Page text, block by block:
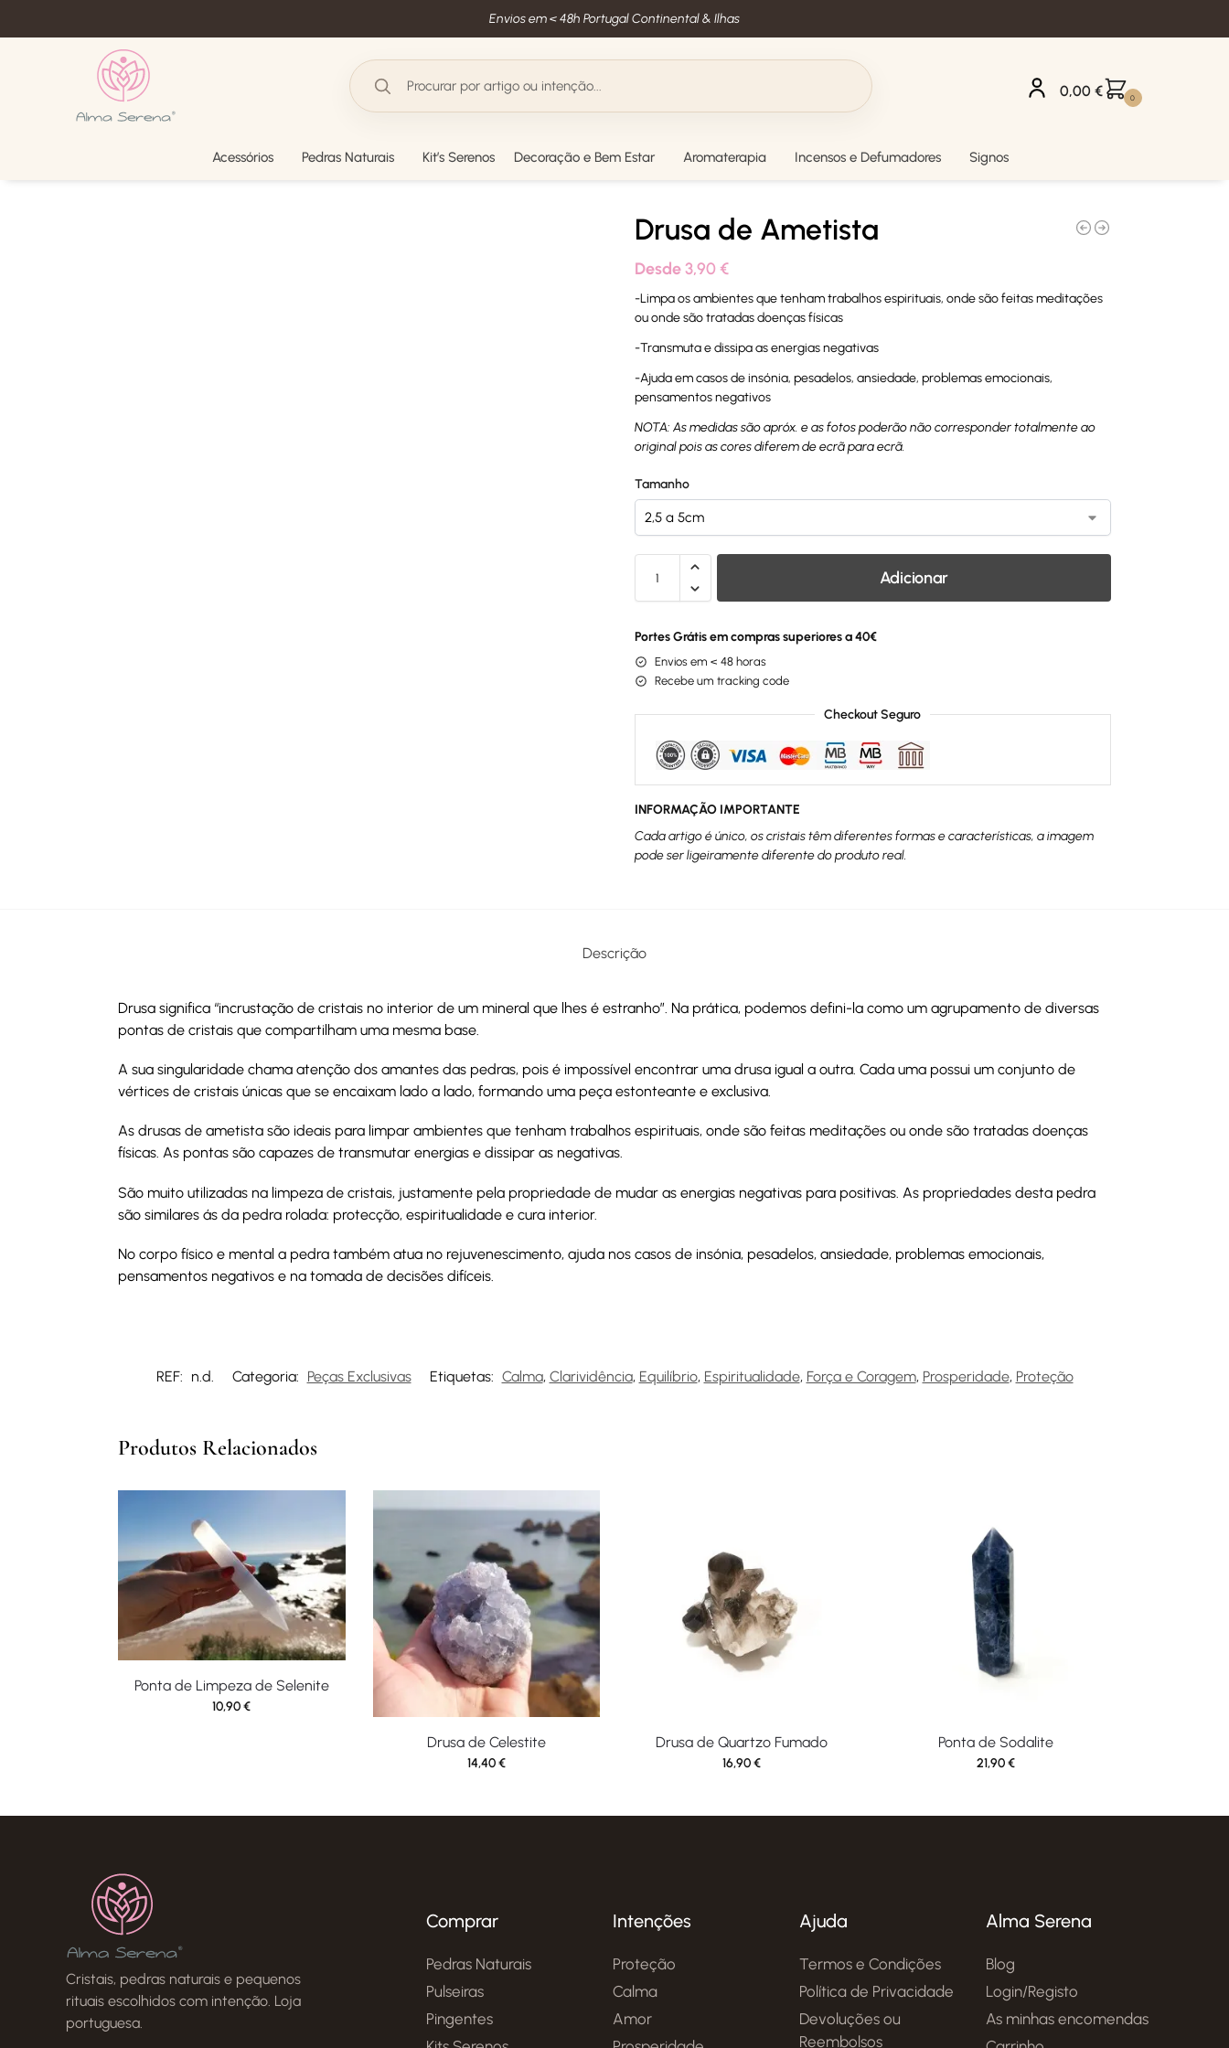
Envios em < 48h Portugal Continental & Ilhas
0,00 € 0
Acessórios Pedras Naturais Kit’s Serenos Decoração e Bem Estar Aromaterapia Incensos e Defumadores Signos
Drusa de Ametista
Desde3,90€
-Limpa os ambientes que tenham trabalhos espirituais, onde são feitas meditações
ou onde são tratadas doenças físicas
-Transmuta e dissipa as energias negativas
-Ajuda em casos de insónia, pesadelos, ansiedade, problemas emocionais,
pensamentos negativos
NOTA: As medidas são apróx. e as fotos poderão não corresponder totalmente ao
original pois as cores diferem de ecrã para ecrã.
Tamanho
Adicionar
Portes Grátis em compras superiores a 40€
Envios em < 48 horas
Recebe um tracking code
Checkout Seguro
INFORMAÇÃO IMPORTANTE
Cada artigo é único, os cristais têm diferentes formas e características, a imagem
pode ser ligeiramente diferente do produto real.
Descrição
Drusa significa “incrustação de cristais no interior de um mineral que lhes é estranho”. Na prática, podemos defini-la como um agrupamento de diversas
pontas de cristais que compartilham uma mesma base.
A sua singularidade chama atenção dos amantes das pedras, pois é impossível encontrar uma drusa igual a outra. Cada uma possui um conjunto de
vértices de cristais únicas que se encaixam lado a lado, formando uma peça estonteante e exclusiva.
As drusas de ametista são ideais para limpar ambientes que tenham trabalhos espirituais, onde são feitas meditações ou onde são tratadas doenças
físicas. As pontas são capazes de transmutar energias e dissipar as negativas.
São muito utilizadas na limpeza de cristais, justamente pela propriedade de mudar as energias negativas para positivas. As propriedades desta pedra
são similares ás da pedra rolada: protecção, espiritualidade e cura interior.
No corpo físico e mental a pedra também atua no rejuvenescimento, ajuda nos casos de insónia, pesadelos, ansiedade, problemas emocionais,
pensamentos negativos e na tomada de decisões difíceis.
REF: n.d. Categoria: Peças Exclusivas Etiquetas: Calma, Clarividência, Equilíbrio, Espiritualidade, Força e Coragem, Prosperidade, Proteção
Produtos Relacionados
Ponta de Limpeza de Selenite
10,90€
Drusa de Celestite
14,40€
Drusa de Quartzo Fumado
16,90€
Ponta de Sodalite
21,90€
Cristais, pedras naturais e pequenos
rituais escolhidos com intenção. Loja
portuguesa.
Comprar
Pedras Naturais
Pulseiras
Pingentes
Intenções
Proteção
Calma
Amor
Ajuda
Termos e Condições
Política de Privacidade
Devoluções ou
Reembolsos
Alma Serena
Blog
Login/Registo
As minhas encomendas